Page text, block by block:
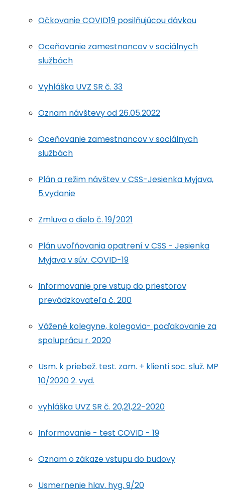
Očkovanie COVID19 posilňujúcou dávkou
Oceňovanie zamestnancov v sociálnych
službách
Vyhláška UVZ SR č. 33
Oznam návštevy od 26.05.2022
Oceňovanie zamestnancov v sociálnych
službách
Plán a režim návštev v CSS-Jesienka Myjava,
5.vydanie
Zmluva o dielo č. 19/2021
Plán uvoľňovania opatrení v CSS - Jesienka
Myjava v súv. COVID-19
Informovanie pre vstup do priestorov
prevádzkovateľa č. 200
Vážené kolegyne, kolegovia- poďakovanie za
spoluprácu r. 2020
Usm. k priebež. test. zam. + klienti soc. služ. MP
10/2020 2. vyd.
vyhláška UVZ SR č. 20,21,22-2020
Informovanie - test COVID - 19
Oznam o zákaze vstupu do budovy
Usmernenie hlav. hyg. 9/20